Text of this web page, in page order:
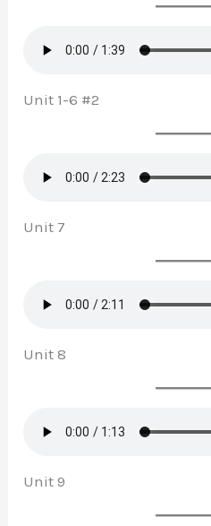
Unit 1-6 #2
Unit 7
Unit 8
Unit 9